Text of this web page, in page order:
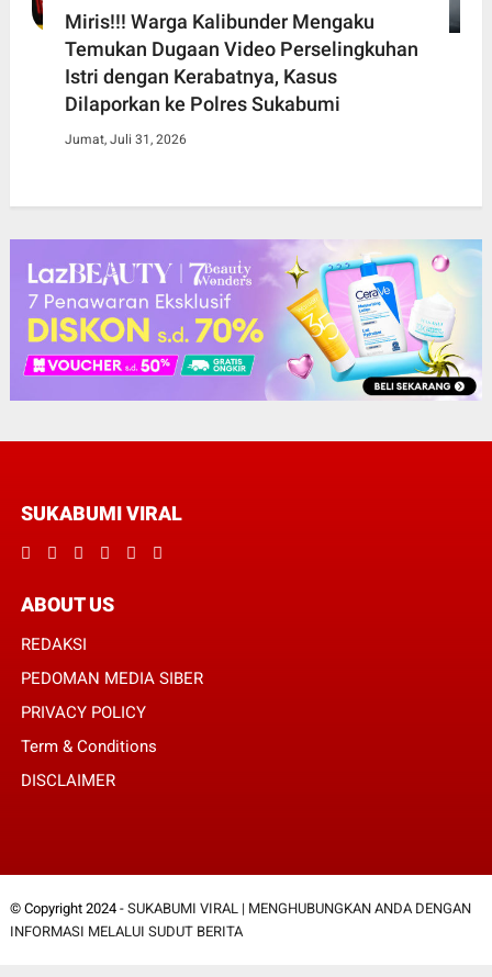
Miris!!! Warga Kalibunder Mengaku
Temukan Dugaan Video Perselingkuhan
Istri dengan Kerabatnya, Kasus
Dilaporkan ke Polres Sukabumi
Jumat, Juli 31, 2026
SUKABUMI VIRAL
ABOUT US
REDAKSI
PEDOMAN MEDIA SIBER
PRIVACY POLICY
Term & Conditions
DISCLAIMER
© Copyright 2024 - SUKABUMI VIRAL | MENGHUBUNGKAN ANDA DENGAN
INFORMASI MELALUI SUDUT BERITA